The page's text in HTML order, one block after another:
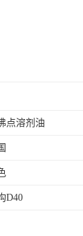
点溶剂油
D40